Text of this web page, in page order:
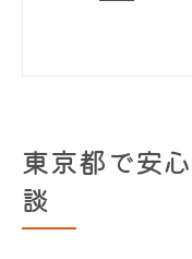
訪問美容
訪問美容
東京都で安
談